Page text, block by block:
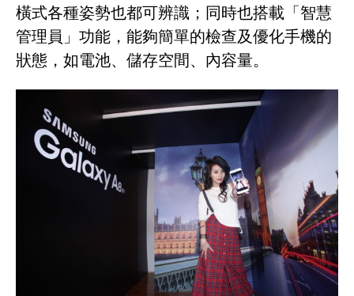
橫式各種姿勢也都可辨識；同時也搭載「智慧
管理員」功能，能夠簡單的檢查及優化手機的
狀態，如電池、儲存空間、內容量。